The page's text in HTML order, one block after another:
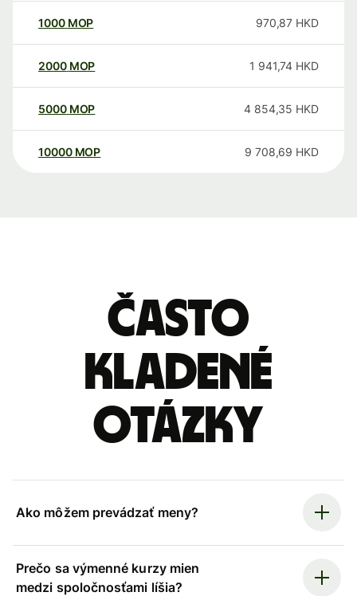
1000 MOP 970,87 HKD
2000 MOP 1 941,74 HKD
5000 MOP 4 854,35 HKD
10000 MOP 9 708,69 HKD
Často
kladené
otázky
Ako môžem prevádzať meny?
Prečo sa výmenné kurzy mien
medzi spoločnosťami líšia?